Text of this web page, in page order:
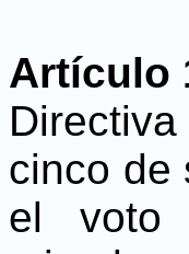
Artículo
cinco de
el voto